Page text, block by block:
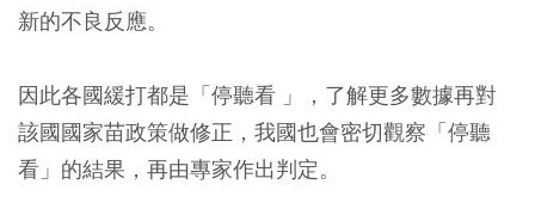
新的不良反應。
因此各國緩打都是「停聽看 」，了解更多數據再對
該國國家苗政策做修正，我國也會密切觀察「停聽
看」的結果，再由專家作出判定。